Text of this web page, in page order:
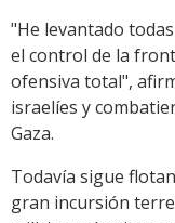
"He levantado
el control de la
ofensiva total",
israelíes y
Gaza.
Todavía sigue
gran incursión